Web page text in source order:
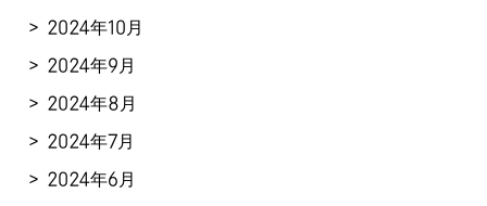
2024年10月
2024年9月
2024年8月
2024年7月
2024年6月